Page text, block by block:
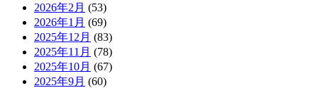
2026年2月 (53)
2026年1月 (69)
2025年12月 (83)
2025年11月 (78)
2025年10月 (67)
2025年9月 (60)